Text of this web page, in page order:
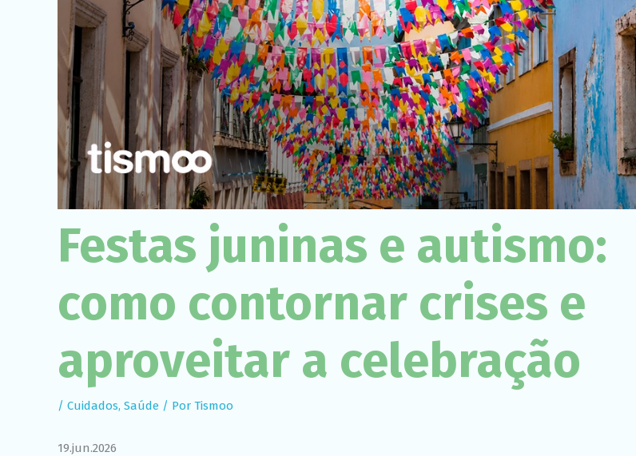
Festas juninas e autismo:
como contornar crises e
aproveitar a celebração
/ Cuidados, Saúde / Por Tismoo
19.jun.2026
Necessário
Esses cookies
não são
opcionais. São
necessários
para o
funcionamento
do site.
Estatísticas
Para que
possamos
funcionalidade
e a estrutura
como o site é
usado.
Experiência
Para que o